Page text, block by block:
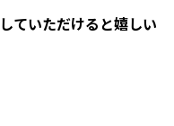
ていただけると嬉しい